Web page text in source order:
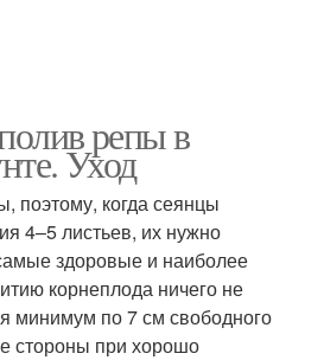
репы в
Уход
поэтому, когда сеянцы
4–5 листьев, их нужно
здоровые и наиболее
корнеплода ничего не
минимум по 7 см свободного
стороны при хорошо